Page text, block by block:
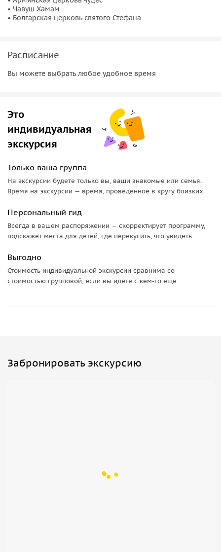
город с другой стороны. Один клик — и ваш смартфон
станет персональным гидом, который знает ответы на
спешки
заранее. Оно приведет вас к месту начала экскурсии и
будет вести по маршруту, как живой гид, с помощью
встроенных карт. Вы не заблудитесь. Приложение покажет
место начала экскурсии. Начинать экскурсию
церкви. Также обратие внимание, что для посещения
церквей необходимо соблюдать дресс-код!
• ‌Чавуш‌ ‌Хамам‌ ‌
• Болгарская‌ ‌церковь‌ ‌святого‌ Стефана‌
Расписание
Вы можете выбрать любое удобное время
Это
индивидуальная
экскурсия
Только ваша группа
На экскурсии будете только вы, ваши знакомые или семья.
Время на экскурсии — время, проведенное в кругу близких
Персональный гид
Всегда в вашем распоряжении — скорректирует программу,
подскажет места для детей, где перекусить, что увидеть
Выгодно
Стоимость индивидуальной экскурсии сравнима со
стоимостью групповой, если вы идете с кем-то еще
Забронировать экскурсию